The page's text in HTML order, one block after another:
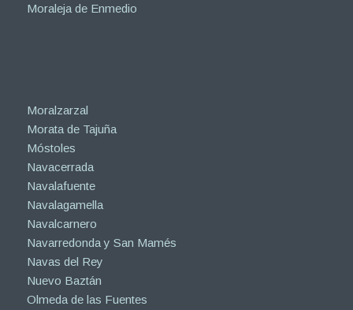
Moraleja de Enmedio
Moralzarzal
Morata de Tajuña
Móstoles
Navacerrada
Navalafuente
Navalagamella
Navalcarnero
Navarredonda y San Mamés
Navas del Rey
Nuevo Baztán
Olmeda de las Fuentes